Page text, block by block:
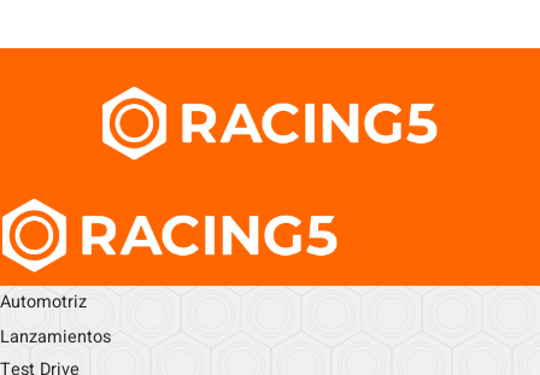
Automotriz
Lanzamientos
Test Drive